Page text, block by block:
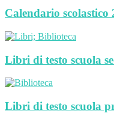
Calendario scolastico
Libri di testo scuola
Libri di testo scuola